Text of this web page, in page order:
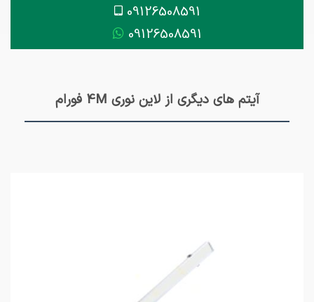
09126508591
09126508591
آیتم های دیگری از لاین نوری 4M فورام